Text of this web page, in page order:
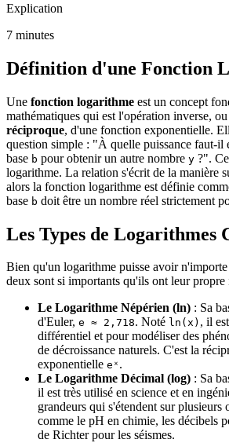
Explication
7 minutes
Définition d'une Fonction
Une fonction logarithme est un concept
mathématiques qui est l'opération inverse, ou
réciproque, d'une fonction exponentielle.
question simple : "À quelle puissance faut-il
base b pour obtenir un autre nombre y ?".
logarithme. La relation s'écrit de la manière
alors la fonction logarithme est définie
base b doit être un nombre réel strictement
Les Types de Logarithmes
Bien qu'un logarithme puisse avoir
deux sont si importants qu'ils ont leur propre
Le Logarithme Népérien (ln) : Sa
d'Euler, e ≈ 2,718. Noté ln(x) , il
différentiel et pour modéliser des
de décroissance naturels. C'est la
exponentielle eˣ .
Le Logarithme Décimal (log) : Sa
il est très utilisé en science et en
grandeurs qui s'étendent sur plusieurs
comme le pH en chimie, les décibels
de Richter pour les séismes.